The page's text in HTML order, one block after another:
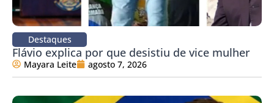
Destaques
Flávio explica por que desistiu de vice mulher
Mayara Leite agosto 7, 2026